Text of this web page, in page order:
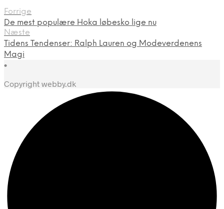
Forrige
De mest populære Hoka løbesko lige nu
Næste
Tidens Tendenser: Ralph Lauren og Modeverdenens
Magi
•
Copyright webby.dk